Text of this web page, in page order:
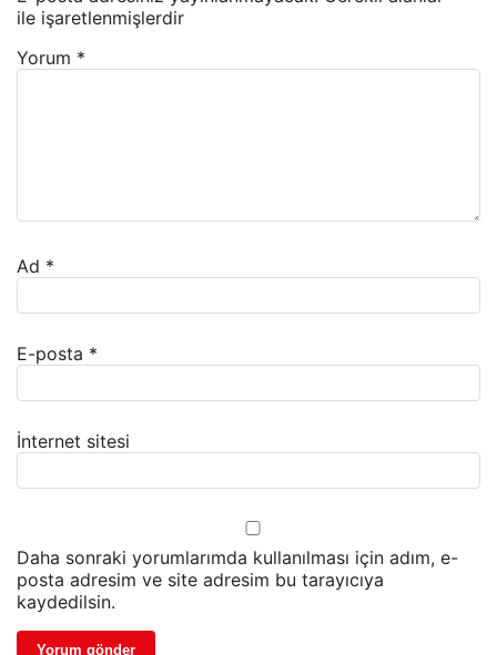
ile işaretlenmişlerdir
Yorum *
Ad *
E-posta *
İnternet sitesi
Daha sonraki yorumlarımda kullanılması için adım, e-
posta adresim ve site adresim bu tarayıcıya
kaydedilsin.